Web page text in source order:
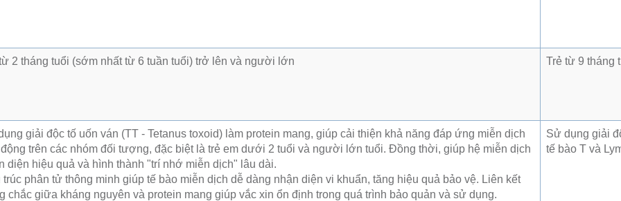
2 tháng tuổi (sớm nhất từ 6 tuần tuổi) trở lên và người lớn Trẻ từ 9 tháng
giải độc tố uốn ván (TT - Tetanus toxoid) làm protein mang, giúp cải thiện khả năng đáp ứng miễn dịch
trên các nhóm đối tượng, đặc biệt là trẻ em dưới 2 tuổi và người lớn tuổi. Đồng thời, giúp hệ miễn dịch
diện hiệu quả và hình thành "trí nhớ miễn dịch" lâu dài.
trúc phân tử thông minh giúp tế bào miễn dịch dễ dàng nhận diện vi khuẩn, tăng hiệu quả bảo vệ. Liên kết
chắc giữa kháng nguyên và protein mang giúp vắc xin ổn định trong quá trình bảo quản và sử dụng.
Sử dụng giải
tế bào T và